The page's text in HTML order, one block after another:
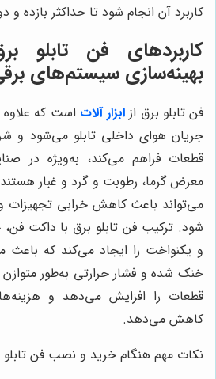
کاربرد آن انجام شود تا حداکثر بازده و
کاربردهای فن تابلو
بهینه‌سازی سیستم‌های
فن تابلو برق از ابزار آلات است که علاوه
جریان هوای داخلی تابلو می‌شود و
قطعات فراهم می‌کند، به‌ویژه در
معرض گرما، رطوبت و گرد و غبار
می‌تواند باعث کاهش خرابی تجهیزات
شود. ترکیب فن تابلو برق با داکت
و یکنواخت را ایجاد می‌کند که باعث
خنک شده و فشار حرارتی به‌طور
قطعات را افزایش می‌دهد و
کاهش می‌دهد.
نکات مهم هنگام خرید و نصب فن تابلو